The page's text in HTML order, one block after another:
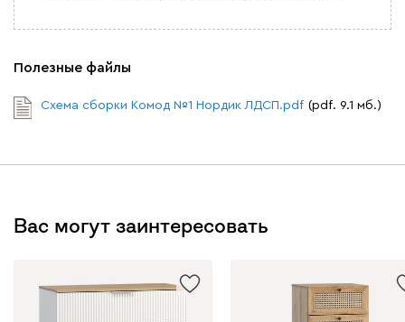
Полезные файлы
Схема сборки Комод №1 Нордик ЛДСП.pdf (pdf. 9.1 мб.)
Вас могут заинтересовать